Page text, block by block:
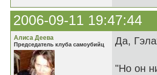
2006-09-11 19:47:44
Алиса Деева
Председатель клуба самоубийц Да,
"Но он